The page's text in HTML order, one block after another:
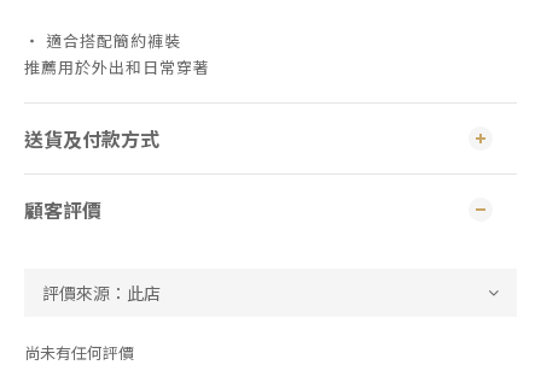
・ 適合搭配簡約褲裝
推薦用於外出和日常穿著
送貨及付款方式
顧客評價
尚未有任何評價